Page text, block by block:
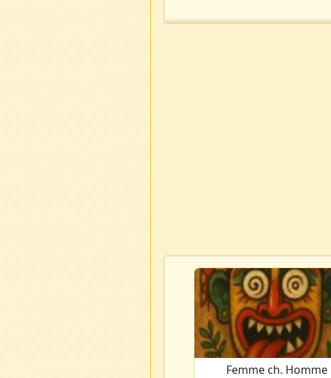
Femme ch. Homme